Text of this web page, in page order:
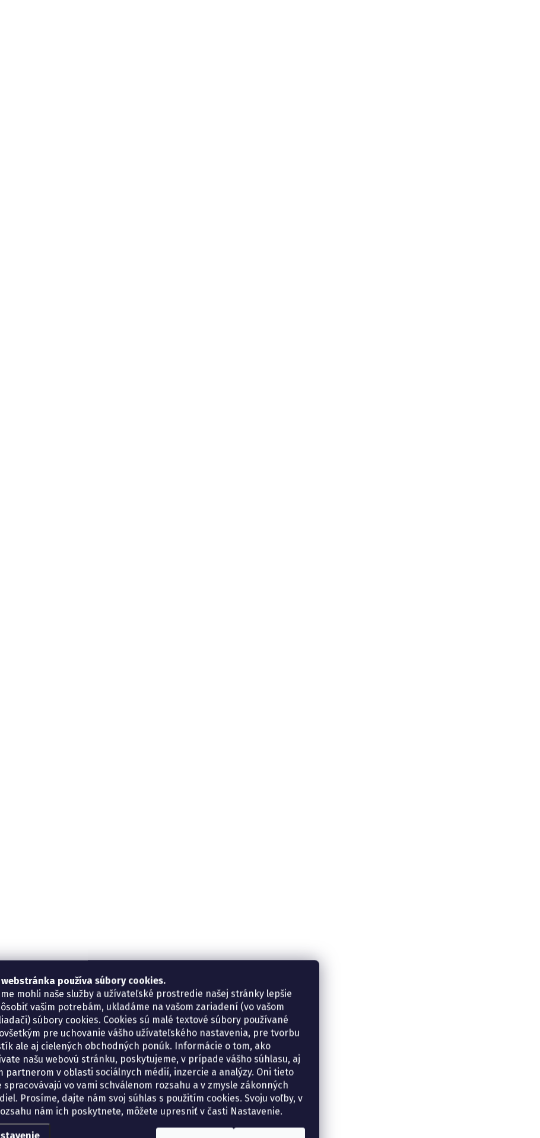
používa súbory cookies.
mohli naše služby a užívateľské prostredie našej stránky lepšie
vašim potrebám, ukladáme na vašom zariadení (vo vašom
súbory cookies. Cookies sú malé textové súbory používané
pre uchovanie vášho užívateľského nastavenia, pre tvorbu
ale aj cielených obchodných ponúk. Informácie o tom, ako
našu webovú stránku, poskytujeme, v prípade vášho súhlasu, aj
partnerom v oblasti sociálnych médií, inzercie a analýzy. Oni tieto
spracovávajú vo vami schválenom rozsahu a v zmysle zákonných
Prosíme, dajte nám svoj súhlas s použitím cookies. Svoju voľby, v
nám ich poskytnete, môžete upresniť v časti Nastavenie.